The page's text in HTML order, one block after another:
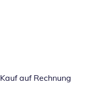
Kauf auf Rechnung